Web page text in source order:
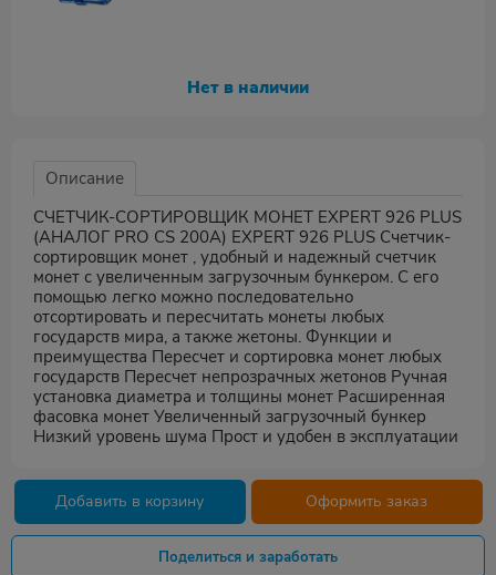
Нет в наличии
Описание
СЧЕТЧИК-СОРТИРОВЩИК МОНЕТ EXPERT 926 PLUS
(АНАЛОГ PRO CS 200A) EXPERT 926 PLUS Счетчик-
сортировщик монет , удобный и надежный счетчик
монет с увеличенным загрузочным бункером. С его
помощью легко можно последовательно
отсортировать и пересчитать монеты любых
государств мира, а также жетоны. Функции и
преимущества Пересчет и сортировка монет любых
государств Пересчет непрозрачных жетонов Ручная
установка диаметра и толщины монет Расширенная
фасовка монет Увеличенный загрузочный бункер
Низкий уровень шума Прост и удобен в эксплуатации
Добавить в корзину Оформить заказ
Поделиться и заработать